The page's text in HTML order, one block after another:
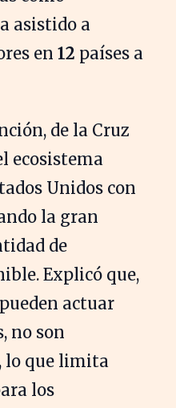
asistido a
en 12 países a
de la Cruz
ecosistema
Unidos con
la gran
de
Explicó que,
actuar
no son
lo que limita
los